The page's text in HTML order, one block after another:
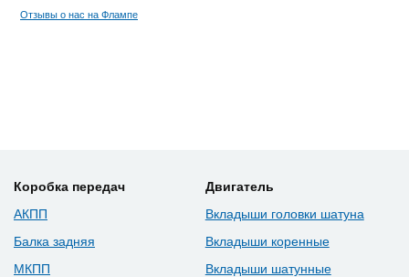
Отзывы о нас на Флампе
Коробка передач
АКПП
Балка задняя
МКПП
Двигатель
Вкладыши головки шатуна
Вкладыши коренные
Вкладыши шатунные